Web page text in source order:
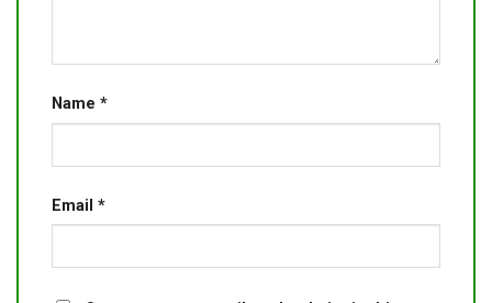
Name *
Email *